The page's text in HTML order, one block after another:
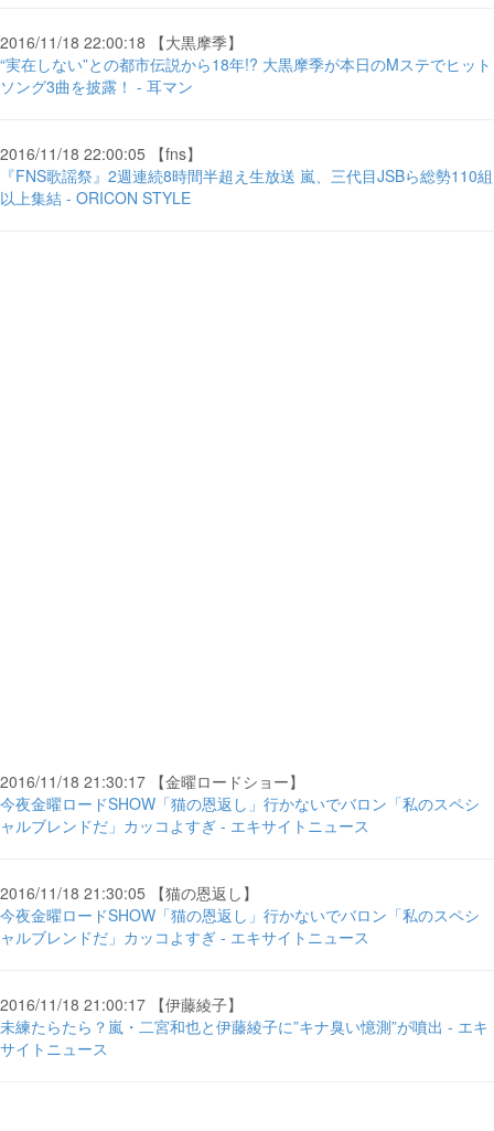
2016/11/18 22:00:18 【大黒摩季】
“実在しない”との都市伝説から18年!? 大黒摩季が本日のMステでヒット
ソング3曲を披露！ - 耳マン
2016/11/18 22:00:05 【fns】
『FNS歌謡祭』2週連続8時間半超え生放送 嵐、三代目JSBら総勢110組
以上集結 - ORICON STYLE
2016/11/18 21:30:17 【金曜ロードショー】
今夜金曜ロードSHOW「猫の恩返し」行かないでバロン「私のスペシ
ャルブレンドだ」カッコよすぎ - エキサイトニュース
2016/11/18 21:30:05 【猫の恩返し】
今夜金曜ロードSHOW「猫の恩返し」行かないでバロン「私のスペシ
ャルブレンドだ」カッコよすぎ - エキサイトニュース
2016/11/18 21:00:17 【伊藤綾子】
未練たらたら？嵐・二宮和也と伊藤綾子に”キナ臭い憶測”が噴出 - エキ
サイトニュース